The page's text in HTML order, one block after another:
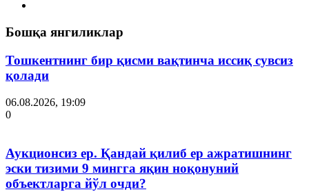
Бошқа янгиликлар
Тошкентнинг бир қисми вақтинча иссиқ сувсиз
қолади
06.08.2026, 19:09
0
Аукционсиз ер. Қандай қилиб ер ажратишнинг
эски тизими 9 мингга яқин ноқонуний
объектларга йўл очди?